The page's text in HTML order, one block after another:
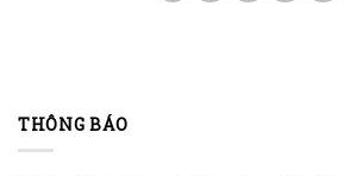
THÔNG BÁO